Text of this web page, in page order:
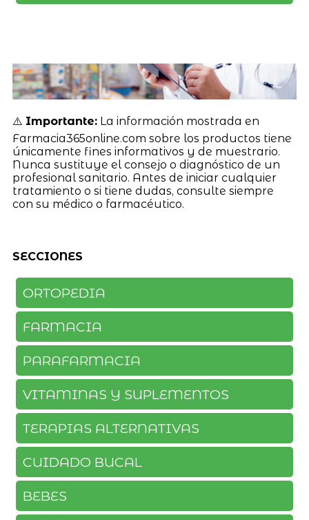
⚠️ Importante:La información mostrada en
Farmacia365online.com sobre los productos tiene
únicamente fines informativos y de muestrario.
Nunca sustituye el consejo o diagnóstico de un
profesional sanitario. Antes de iniciar cualquier
tratamiento o si tiene dudas, consulte siempre
con su médico o farmacéutico.
SECCIONES
ORTOPEDIA
FARMACIA
PARAFARMACIA
VITAMINAS Y SUPLEMENTOS
TERAPIAS ALTERNATIVAS
CUIDADO BUCAL
BEBES